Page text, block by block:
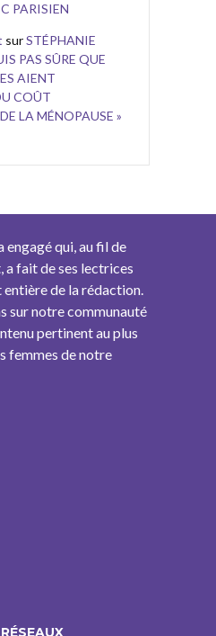
PARISIEN
surSTÉPHANIE
PAS SÛRE QUE
AIENT
COÛT
LA MÉNOPAUSE »
engagé qui, au fil de
a fait de ses lectrices
de la rédaction.
sur notre communauté
pertinent au plus
femmes de notre